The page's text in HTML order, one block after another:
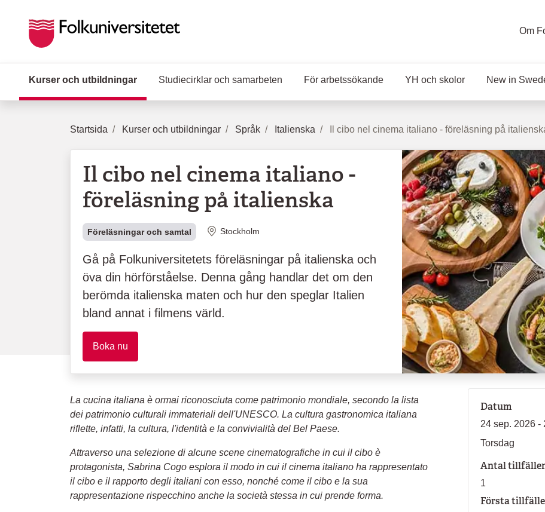
Om
Kurser och utbildningar (Aktuell sida)
Studiecirklar och samarbeten För arbetssökande YH och skolor New in
Startsida Kurser och utbildningar Språk Italienska Il cibo nel cinema italiano - föreläsning på
Il cibo nel cinema italiano -
föreläsning på italienska
Föreläsningar och samtal Plats
Stockholm
Gå på Folkuniversitetets föreläsningar på italienska och
öva din hörförståelse. Denna gång handlar det om den
berömda italienska maten och hur den speglar Italien
bland annat i filmens värld.
Boka nu
La cucina italiana è ormai riconosciuta come patrimonio mondiale, secondo la lista
dei patrimonio culturali immateriali dell'UNESCO. La cultura gastronomica italiana
riflette, infatti, la cultura, l'identità e la convivialità del Bel Paese.
Attraverso una selezione di alcune scene cinematografiche in cui il cibo è
protagonista, Sabrina Cogo esplora il modo in cui il cinema italiano ha rappresentato
il cibo e il rapporto degli italiani con esso, nonché come il cibo e la sua
rappresentazione rispecchino anche la società stessa in cui prende forma.
Datum
24 sep. 2026 -
Torsdag
Antal
1
Första